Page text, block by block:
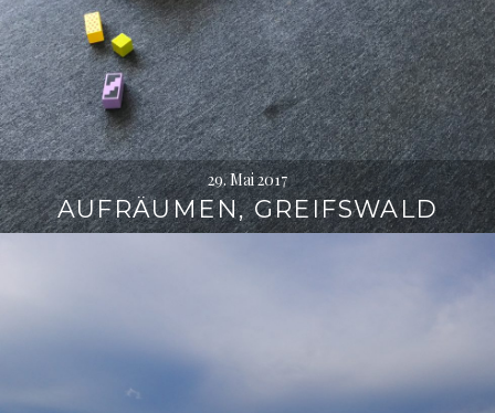
29. Mai 2017
AUFRÄUMEN, GREIFSWALD